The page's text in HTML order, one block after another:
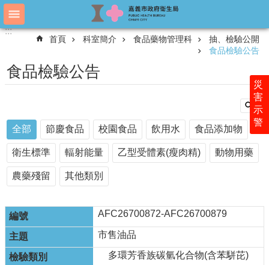
跳到主要內容區塊
進
識
生
局
科
簡
介
附
屬
:::
災
害
示
警
:::
首頁 科室簡介 食品藥物管理科
抽、檢驗公開
食品檢驗公告
食品檢驗公告
全部 節慶食品 校園食品 飲用水 食品添加物
衛生標準 輻射能量 乙型受體素(瘦肉精) 動物用藥
農藥殘留 其他類別
AFC26700872-AFC26700879
市售油品
多環芳香族碳氫化合物(含苯駢芘)